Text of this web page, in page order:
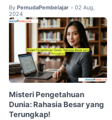
By PemudaPembelajar • 02 Aug,
2024
Misteri Pengetahuan
Dunia: Rahasia Besar yang
Terungkap!